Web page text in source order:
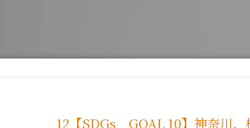
12【SDGs GOAL 10】神奈川